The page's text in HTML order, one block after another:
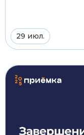
29 июл.